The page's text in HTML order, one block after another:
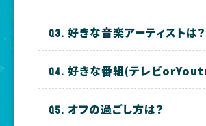
好きな音楽アーティストは？
好きな番組(テレビ
オフの過ごし方は？